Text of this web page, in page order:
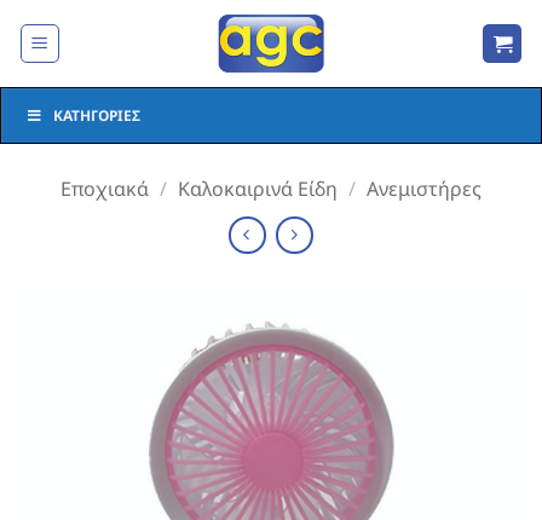
στο
ΚΑΤΗΓΟΡΊΕΣ
Εποχιακά / Καλοκαιρινά Είδη / Ανεμιστήρες